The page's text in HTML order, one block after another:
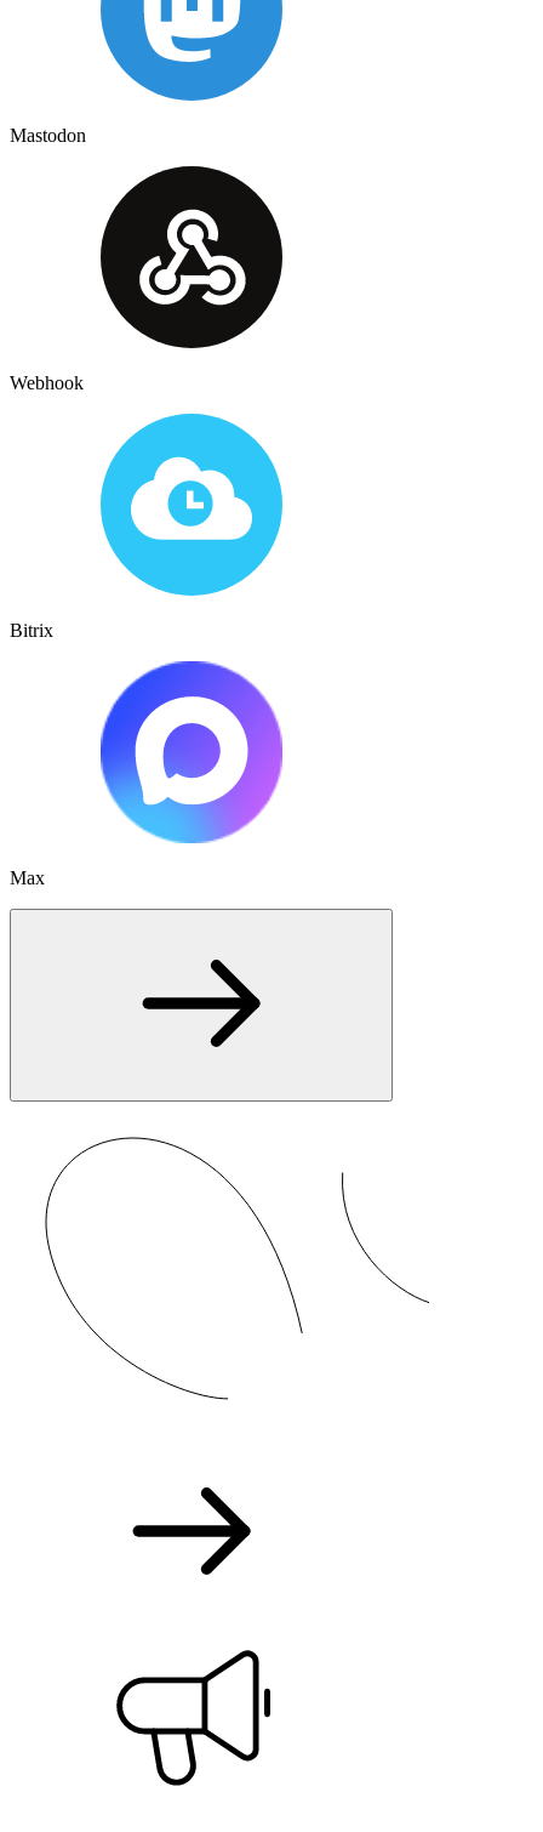
Mastodon
Webhook
Bitrix
Max